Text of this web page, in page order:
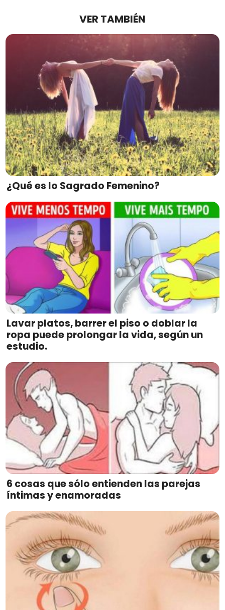
VER TAMBIÉN
¿Qué es lo Sagrado Femenino?
Lavar platos, barrer el piso o doblar la
ropa puede prolongar la vida, según un
estudio.
6 cosas que sólo entienden las parejas
íntimas y enamoradas